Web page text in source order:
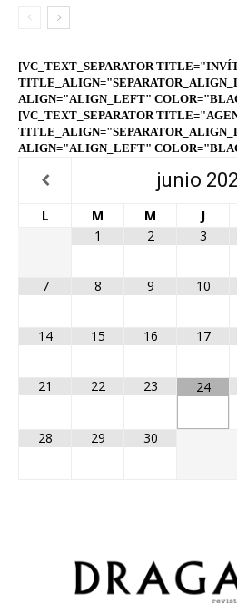
[VC_TEXT_SEPARATOR
ALIGN="ALIGN_LEFT"
[VC_TEXT_SEPARATOR
ALIGN="ALIGN_LEFT"
junio
L M M J
1
2 3
7 8 9 10
14 15 16 17
21 22 23 24
28 29 30